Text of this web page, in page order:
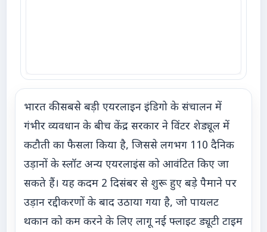
भारत की सबसे बड़ी एयरलाइन इंडिगो के संचालन में
गंभीर व्यवधान के बीच केंद्र सरकार ने विंटर शेड्यूल में
कटौती का फैसला किया है, जिससे लगभग 110 दैनिक
उड़ानों के स्लॉट अन्य एयरलाइंस को आवंटित किए जा
सकते हैं। यह कदम 2 दिसंबर से शुरू हुए बड़े पैमाने पर
उड़ान रद्दीकरणों के बाद उठाया गया है, जो पायलट
थकान को कम करने के लिए लागू नई फ्लाइट ड्यूटी टाइम